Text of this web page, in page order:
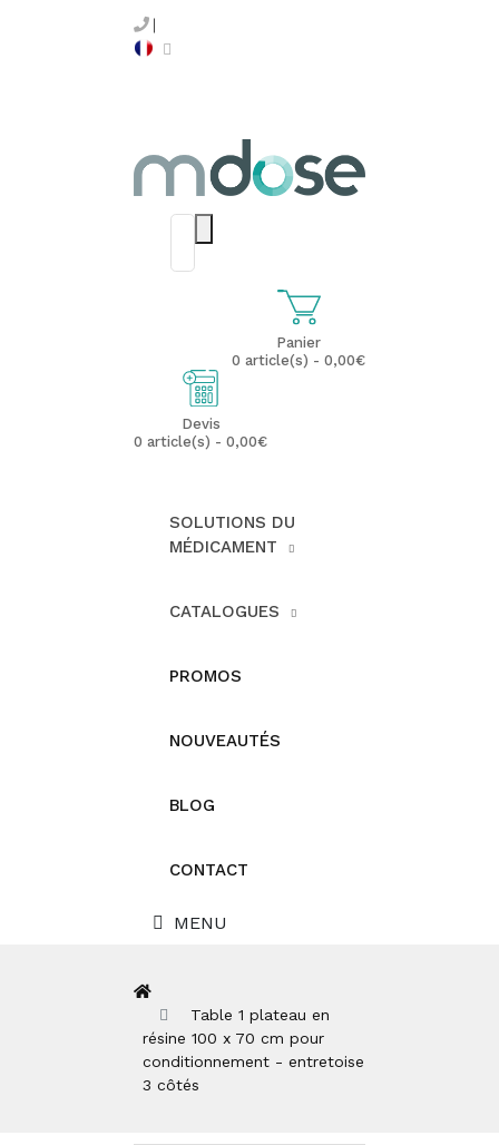
Panier
0 article(s) - 0,00€
Devis
0 article(s) - 0,00€
SOLUTIONS DU
MÉDICAMENT
CATALOGUES
PROMOS
NOUVEAUTÉS
BLOG
CONTACT
MENU
Table 1 plateau en
résine 100 x 70 cm pour
conditionnement - entretoise
3 côtés